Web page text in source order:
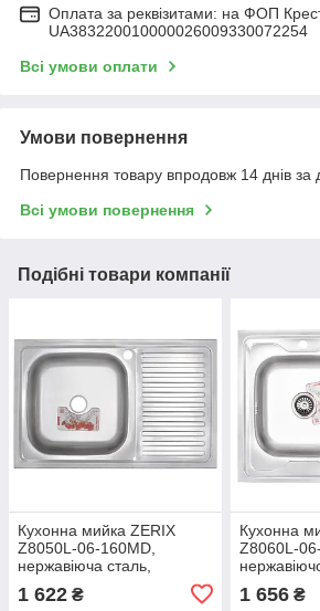
Оплата за реквізитами: на ФОП
UA383220010000026009330072254
Всі умови оплати
Умови повернення
Повернення товару впродовж 14 днів за
Всі умови повернення
Подібні товари компанії
Кухонна мийка ZERIX
Z8050L-06-160MD,
нержавіюча сталь,
прямокутна, 800x500 мм,
мікротекстура (ZS0594)
1 622 ₴
Кухонна
Z8060L-
800x600
1 656₴